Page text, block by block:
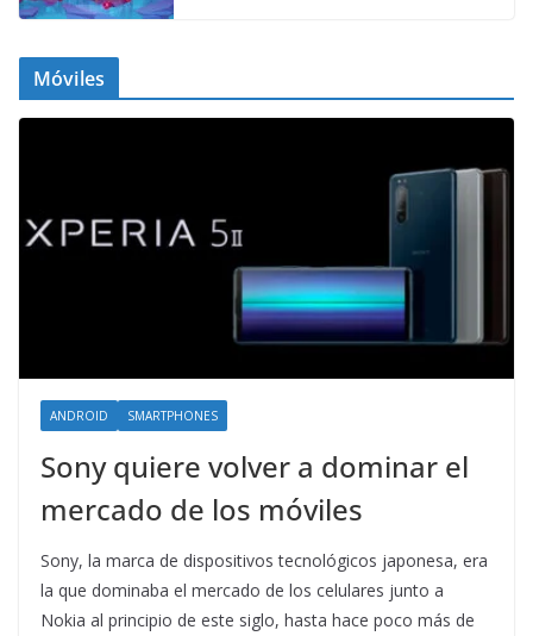
Móviles
ANDROID SMARTPHONES
Sony quiere volver a dominar el
mercado de los móviles
Sony, la marca de dispositivos tecnológicos japonesa, era
la que dominaba el mercado de los celulares junto a
Nokia al principio de este siglo, hasta hace poco más de